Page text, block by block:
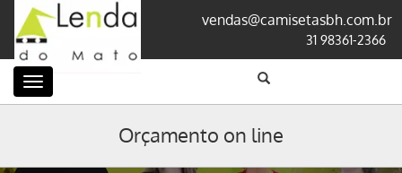
vendas@camisetasbh.com.br
31 98361-2366
Categorias
Orçamento on line